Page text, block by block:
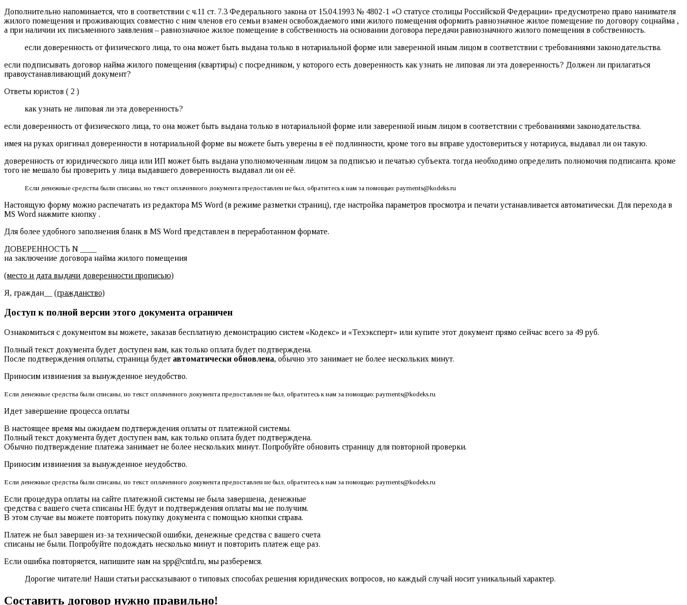
Дополнительно напоминается, что в соответствии с ч.11 ст. 7.3 Федерального закона от 15.04.1993 № 4802-1 «О статусе столицы Российской Федерации» предусмотрено право нанимателя
жилого помещения и проживающих совместно с ним членов его семьи взамен освобождаемого ими жилого помещения оформить равнозначное жилое помещение по договору соцнайма ,
а при наличии их письменного заявления – равнозначное жилое помещение в собственность на основании договора передачи равнозначного жилого помещения в собственность.
если доверенность от физического лица, то она может быть выдана только в нотариальной форме или заверенной иным лицом в соответствии с требованиями законодательства.
если подписывать договор найма жилого помещения (квартиры) с посредником, у которого есть доверенность как узнать не липовая ли эта доверенность? Должен ли прилагаться
правоустанавливающий документ?
Ответы юристов ( 2 )
как узнать не липовая ли эта доверенность?
если доверенность от физического лица, то она может быть выдана только в нотариальной форме или заверенной иным лицом в соответствии с требованиями законодательства.
имея на руках оригинал доверенности в нотариальной форме вы можете быть уверены в её подлинности, кроме того вы вправе удостовериться у нотариуса, выдавал ли он такую.
доверенность от юридического лица или ИП может быть выдана уполномоченным лицом за подписью и печатью субъекта. тогда необходимо определить полномочия подписанта. кроме
того не мешало бы проверить у лица выдавшего доверенность выдавал ли он её.
Если денежные средства были списаны, но текст оплаченного документа предоставлен не был, обратитесь к нам за помощью: payments@kodeks.ru
Настоящую форму можно распечатать из редактора MS Word (в режиме разметки страниц), где настройка параметров просмотра и печати устанавливается автоматически. Для перехода в
MS Word нажмите кнопку .
Для более удобного заполнения бланк в MS Word представлен в переработанном формате.
ДОВЕРЕННОСТЬ N ____
на заключение договора найма жилого помещения
(место и дата выдачи доверенности прописью)
Я, граждан__ (гражданство)
Доступ к полной версии этого документа ограничен
Ознакомиться с документом вы можете, заказав бесплатную демонстрацию систем «Кодекс» и «Техэксперт» или купите этот документ прямо сейчас всего за 49 руб.
Полный текст документа будет доступен вам, как только оплата будет подтверждена.
После подтверждения оплаты, страница будет автоматически обновлена, обычно это занимает не более нескольких минут.
Приносим извинения за вынужденное неудобство.
Если денежные средства были списаны, но текст оплаченного документа предоставлен не был, обратитесь к нам за помощью: payments@kodeks.ru
Идет завершение процесса оплаты
В настоящее время мы ожидаем подтверждения оплаты от платежной системы.
Полный текст документа будет доступен вам, как только оплата будет подтверждена.
Обычно подтверждение платежа занимает не более нескольких минут. Попробуйте обновить страницу для повторной проверки.
Приносим извинения за вынужденное неудобство.
Если денежные средства были списаны, но текст оплаченного документа предоставлен не был, обратитесь к нам за помощью: payments@kodeks.ru
Если процедура оплаты на сайте платежной системы не была завершена, денежные
средства с вашего счета списаны НЕ будут и подтверждения оплаты мы не получим.
В этом случае вы можете повторить покупку документа с помощью кнопки справа.
Платеж не был завершен из-за технической ошибки, денежные средства с вашего счета
списаны не были. Попробуйте подождать несколько минут и повторить платеж еще раз.
Если ошибка повторяется, напишите нам на spp@cntd.ru, мы разберемся.
Дорогие читатели! Наши статьи рассказывают о типовых способах решения юридических вопросов, но каждый случай носит уникальный характер.
Составить договор нужно правильно!